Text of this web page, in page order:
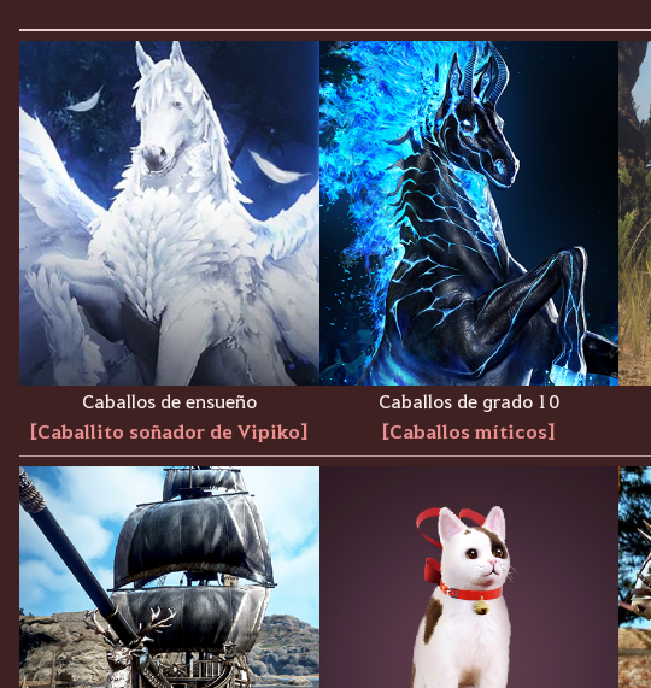
Caballos de ensueño
[Caballito soñador de Vipiko]
Caballos de grado 10
[Caballos míticos]